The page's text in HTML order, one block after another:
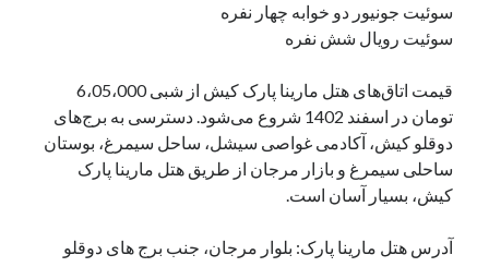
سوئیت جونیور دو خوابه چهار نفره
سوئیت رویال شش نفره
قیمت اتاق‌های هتل مارینا پارک کیش از شبی 6،05،000
تومان در اسفند 1402 شروع می‌شود. دسترسی به برج‌های
دوقلو کیش، آکادمی غواصی سیشل، ساحل سیمرغ، بوستان
ساحلی سیمرغ و بازار مرجان از طریق هتل مارینا پارک
کیش، بسیار آسان است.
آدرس هتل مارینا پارک: بلوار مرجان، جنب برج های دوقلو